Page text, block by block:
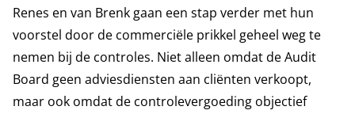
Renes en van Brenk gaan een stap verder met hun
voorstel door de commerciële prikkel geheel weg te
nemen bij de controles. Niet alleen omdat de Audit
Board geen adviesdiensten aan cliënten verkoopt,
maar ook omdat de controlevergoeding objectief